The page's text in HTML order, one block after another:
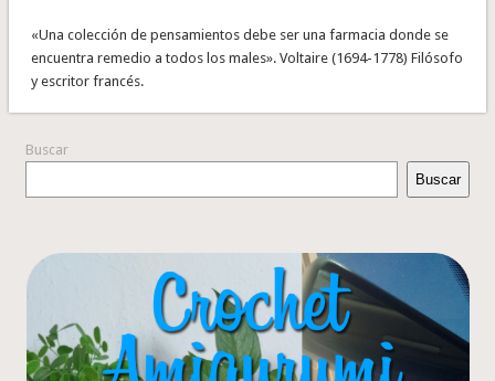
«Una colección de pensamientos debe ser una farmacia donde se
encuentra remedio a todos los males». Voltaire (1694-1778) Filósofo
y escritor francés.
Buscar
Buscar